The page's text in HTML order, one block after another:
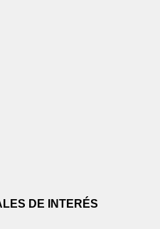
DE INTERÉS